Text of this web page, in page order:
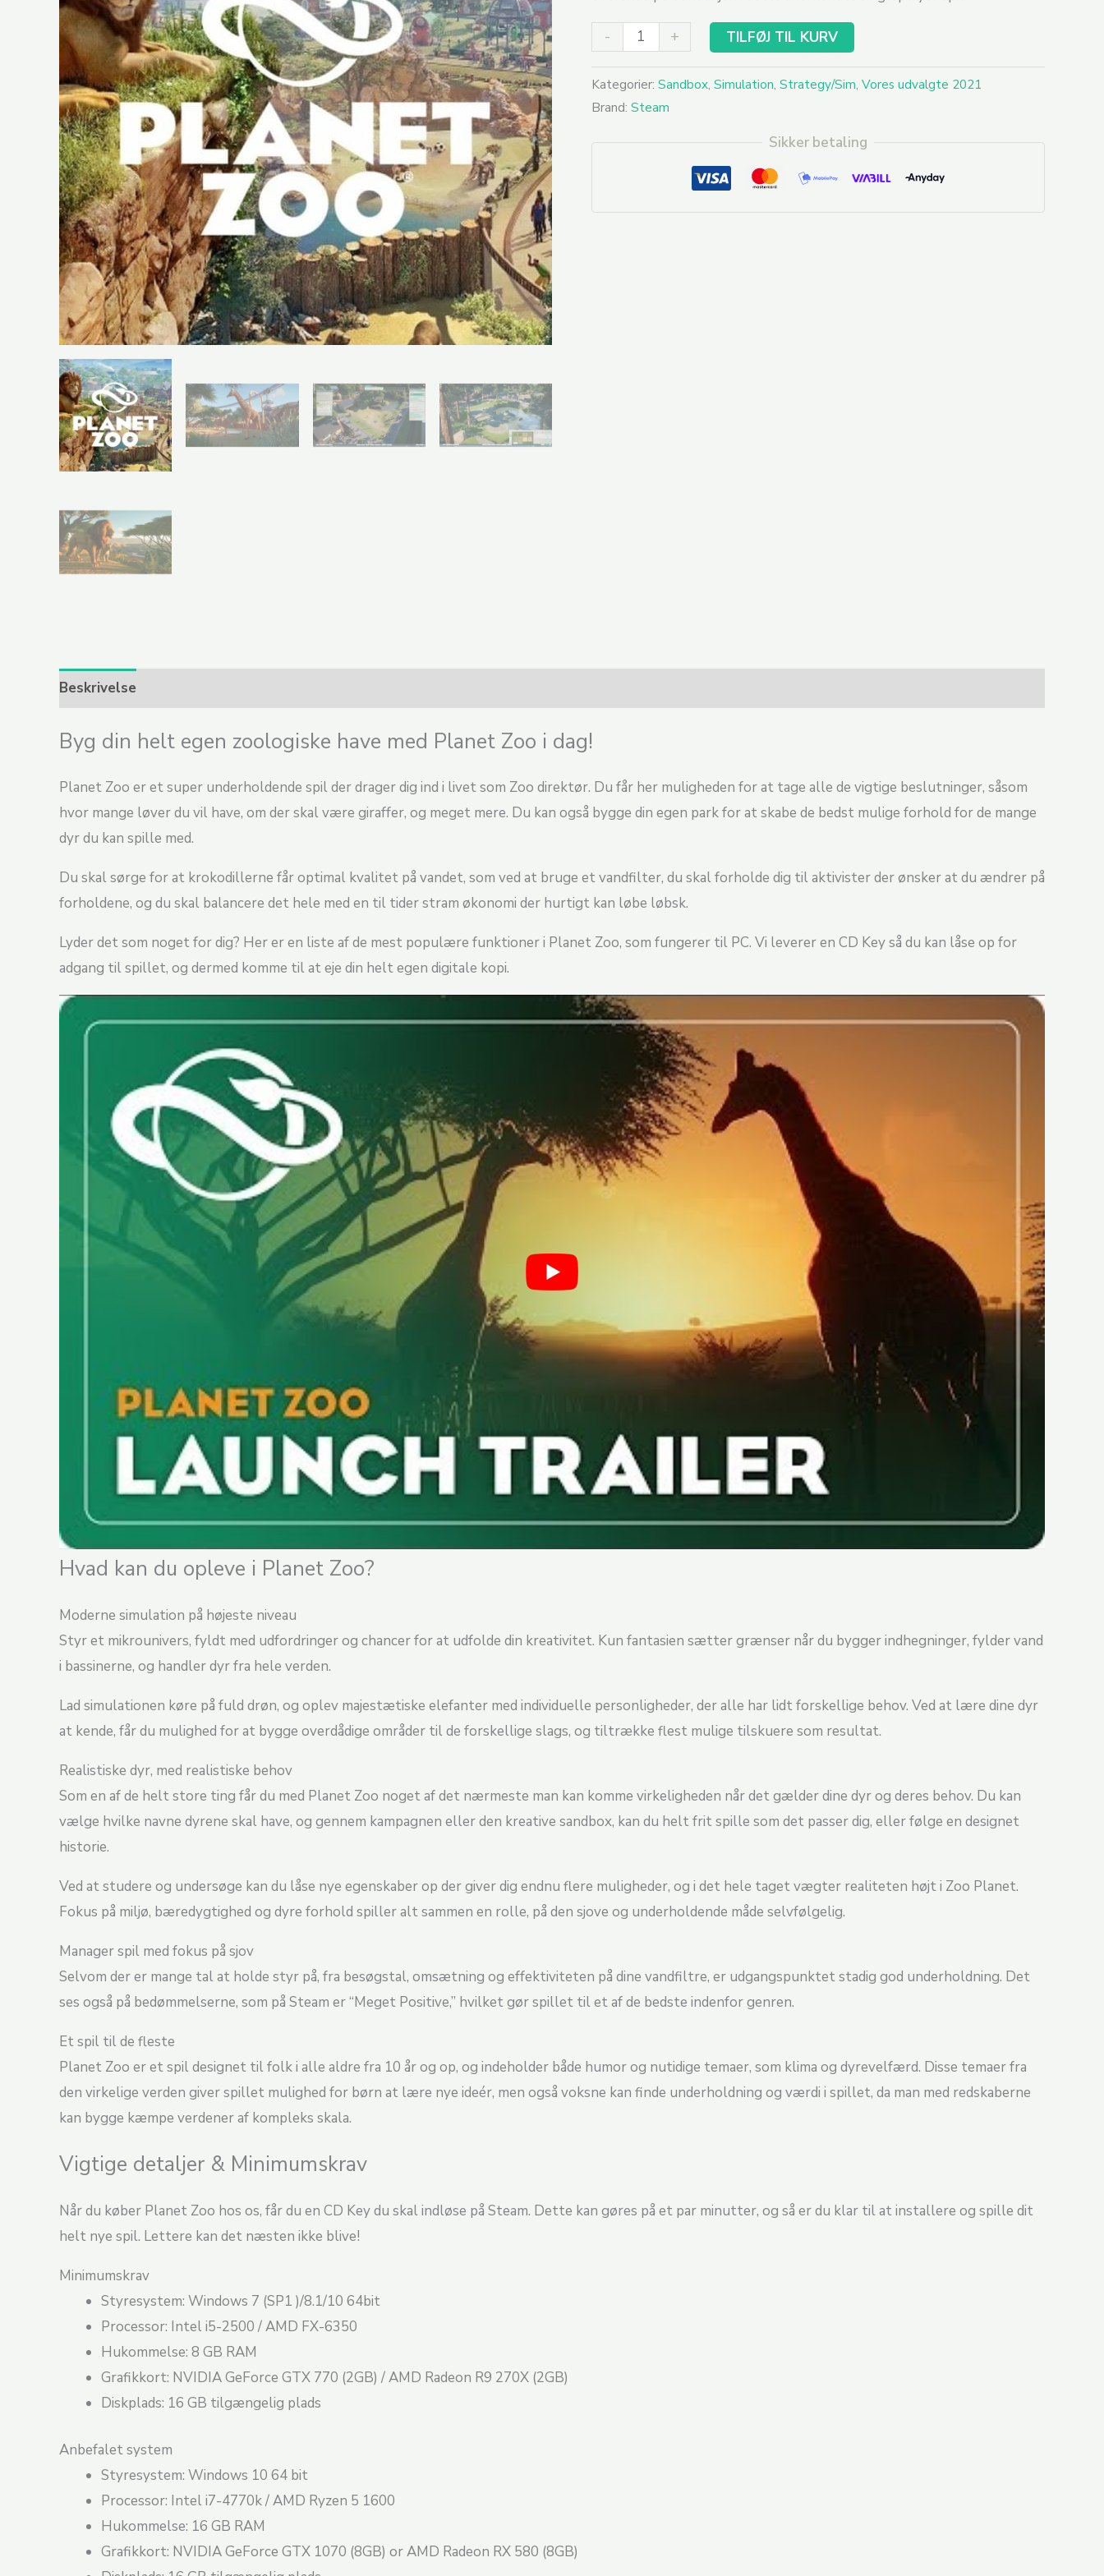
- + TILFØJ TIL KURV
Kategorier: Sandbox, Simulation, Strategy/Sim, Vores udvalgte 2021
Brand: Steam
Sikker betaling
Beskrivelse
Byg din helt egen zoologiske have med Planet Zoo i dag!
Planet Zoo er et super underholdende spil der drager dig ind i livet som Zoo direktør. Du får her muligheden for at tage alle de vigtige beslutninger, såsom
hvor mange løver du vil have, om der skal være giraffer, og meget mere. Du kan også bygge din egen park for at skabe de bedst mulige forhold for de mange
dyr du kan spille med.
Du skal sørge for at krokodillerne får optimal kvalitet på vandet, som ved at bruge et vandfilter, du skal forholde dig til aktivister der ønsker at du ændrer på
forholdene, og du skal balancere det hele med en til tider stram økonomi der hurtigt kan løbe løbsk.
Lyder det som noget for dig? Her er en liste af de mest populære funktioner i Planet Zoo, som fungerer til PC. Vi leverer en CD Key så du kan låse op for
adgang til spillet, og dermed komme til at eje din helt egen digitale kopi.
Hvad kan du opleve i Planet Zoo?
Moderne simulation på højeste niveau
Styr et mikrounivers, fyldt med udfordringer og chancer for at udfolde din kreativitet. Kun fantasien sætter grænser når du bygger indhegninger, fylder vand
i bassinerne, og handler dyr fra hele verden.
Lad simulationen køre på fuld drøn, og oplev majestætiske elefanter med individuelle personligheder, der alle har lidt forskellige behov. Ved at lære dine dyr
at kende, får du mulighed for at bygge overdådige områder til de forskellige slags, og tiltrække flest mulige tilskuere som resultat.
Realistiske dyr, med realistiske behov
Som en af de helt store ting får du med Planet Zoo noget af det nærmeste man kan komme virkeligheden når det gælder dine dyr og deres behov. Du kan
vælge hvilke navne dyrene skal have, og gennem kampagnen eller den kreative sandbox, kan du helt frit spille som det passer dig, eller følge en designet
historie.
Ved at studere og undersøge kan du låse nye egenskaber op der giver dig endnu flere muligheder, og i det hele taget vægter realiteten højt i Zoo Planet.
Fokus på miljø, bæredygtighed og dyre forhold spiller alt sammen en rolle, på den sjove og underholdende måde selvfølgelig.
Manager spil med fokus på sjov
Selvom der er mange tal at holde styr på, fra besøgstal, omsætning og effektiviteten på dine vandfiltre, er udgangspunktet stadig god underholdning. Det
ses også på bedømmelserne, som på Steam er “Meget Positive,” hvilket gør spillet til et af de bedste indenfor genren.
Et spil til de fleste
Planet Zoo er et spil designet til folk i alle aldre fra 10 år og op, og indeholder både humor og nutidige temaer, som klima og dyrevelfærd. Disse temaer fra
den virkelige verden giver spillet mulighed for børn at lære nye ideér, men også voksne kan finde underholdning og værdi i spillet, da man med redskaberne
kan bygge kæmpe verdener af kompleks skala.
Vigtige detaljer & Minimumskrav
Når du køber Planet Zoo hos os, får du en CD Key du skal indløse på Steam. Dette kan gøres på et par minutter, og så er du klar til at installere og spille dit
helt nye spil. Lettere kan det næsten ikke blive!
Minimumskrav
Styresystem: Windows 7 (SP1 )/8.1/10 64bit
Processor: Intel i5-2500 / AMD FX-6350
Hukommelse: 8 GB RAM
Grafikkort: NVIDIA GeForce GTX 770 (2GB) / AMD Radeon R9 270X (2GB)
Diskplads: 16 GB tilgængelig plads
Anbefalet system
Styresystem: Windows 10 64 bit
Processor: Intel i7-4770k / AMD Ryzen 5 1600
Hukommelse: 16 GB RAM
Grafikkort: NVIDIA GeForce GTX 1070 (8GB) or AMD Radeon RX 580 (8GB)